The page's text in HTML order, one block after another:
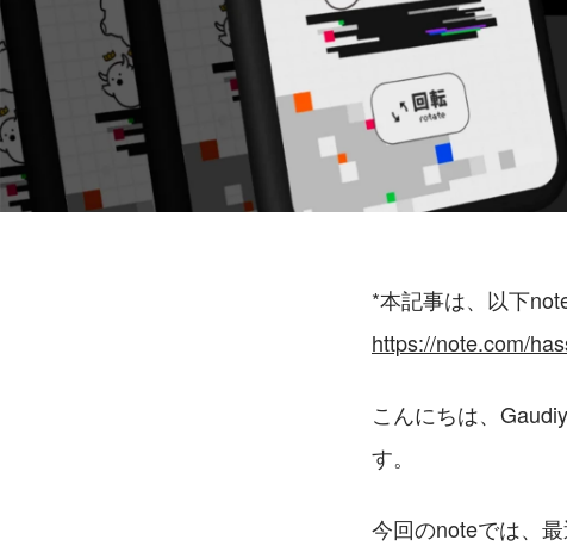
*本記事は、以下
https://note.com/
こんにちは、
す。
今回のnoteでは、